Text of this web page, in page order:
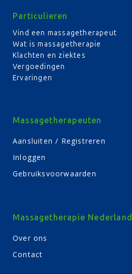
Particulieren
Vind een massagetherapeut
Wat is massagetherapie
Klachten en ziektes
Vergoedingen
Ervaringen
Massagetherapeuten
Aansluiten / Registreren
Inloggen
Gebruiksvoorwaarden
Massagetherapie Nederland
Over ons
Contact